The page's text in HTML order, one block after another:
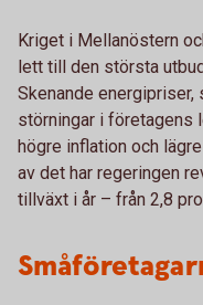
Kriget i Mellanöstern
lett till den största
Skenande
störningar i företagens
högre inflation och
av det har regeringen
tillväxt i år – från 2,8